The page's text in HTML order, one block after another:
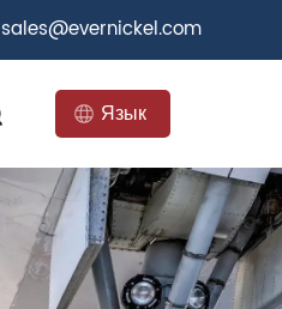
sales@evernickel.com
Язык